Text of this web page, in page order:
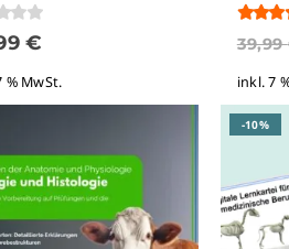
5 €
% MwSt.
39,99
inkl. 7
-10%